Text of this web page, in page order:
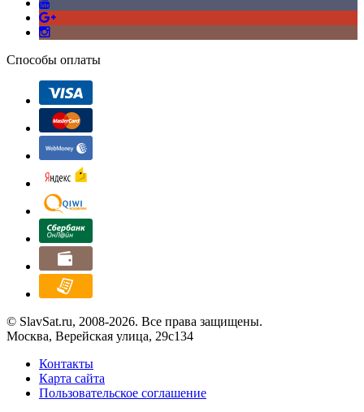
Способы оплаты
© SlavSat.ru, 2008-2026. Все права защищены.
Москва, Верейская улица, 29с134
Контакты
Карта сайта
Пользовательское соглашение